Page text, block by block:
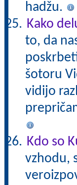
hadžu.
Kako
to, da
šotoru
vidijo
Kdo so
vzhodu,